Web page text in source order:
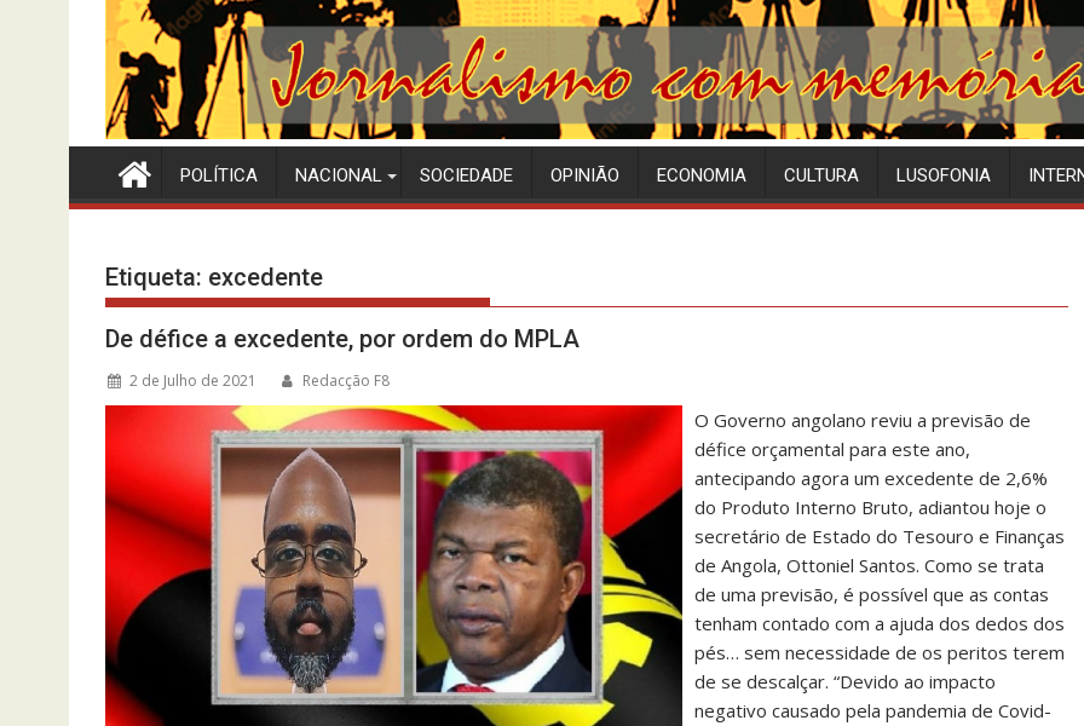
POLÍTICA NACIONAL SOCIEDADE OPINIÃO ECONOMIA CULTURA LUSOFONIA
Etiqueta: excedente
De défice a excedente, por ordem do MPLA
2 de Julho de 2021 Redacção F8
O Governo angolano reviu a previsão de
défice orçamental para este ano,
antecipando agora um excedente de 2,6%
do Produto Interno Bruto, adiantou hoje o
secretário de Estado do Tesouro e Finanças
de Angola, Ottoniel Santos. Como se trata
de uma previsão, é possível que as contas
tenham contado com a ajuda dos dedos dos
pés… sem necessidade de os peritos terem
de se descalçar. “Devido ao impacto
negativo causado pela pandemia de Covid-